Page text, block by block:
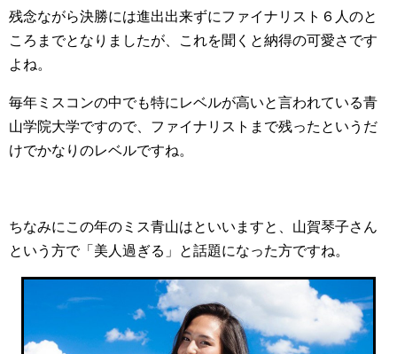
残念ながら決勝には進出出来ずにファイナリスト６人のと
ころまでとなりましたが、これを聞くと納得の可愛さです
よね。
毎年ミスコンの中でも特にレベルが高いと言われている青
山学院大学ですので、ファイナリストまで残ったというだ
けでかなりのレベルですね。
ちなみにこの年のミス青山はといいますと、山賀琴子さん
という方で「美人過ぎる」と話題になった方ですね。